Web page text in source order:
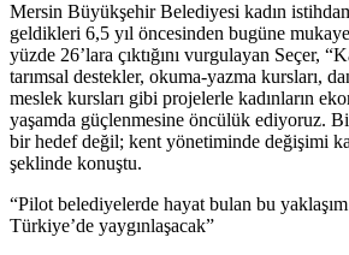
Mersin Büyükşehir Belediyesi kadın
geldikleri 6,5 yıl öncesinden bugüne
yüzde 26’lara çıktığını vurgulayan Seçer,
tarımsal destekler, okuma-yazma kursları,
meslek kursları gibi projelerle kadınların
yaşamda güçlenmesine öncülük ediyoruz.
bir hedef değil; kent yönetiminde değişimi
şeklinde konuştu.
“Pilot belediyelerde hayat bulan bu
Türkiye’de yaygınlaşacak”